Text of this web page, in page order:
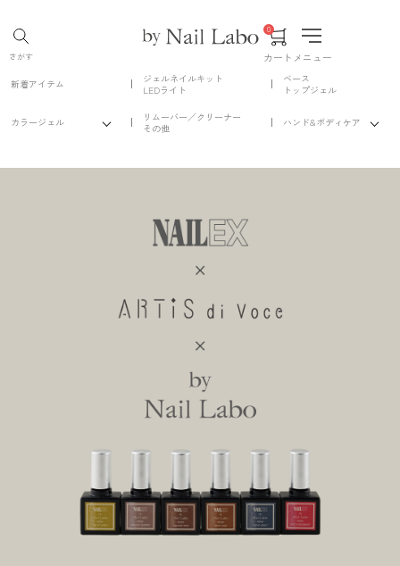
さがす カート
0
メニュー
新着アイテム
ジェルネイルキット
LEDライト
ベース
トップジェル
カラージェル
リムーバー／クリーナー
その他
ハンド&ボディケア